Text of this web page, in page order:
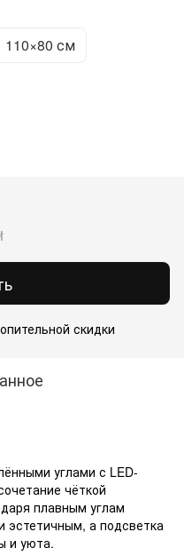
110×80 см
скидки
углами с LED-
чёткой
плавным углам
эстетичным, а подсветка
и уюта.